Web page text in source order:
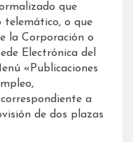
que
o que
la Corporación o
Electrónica del
«Publicaciones
a
de dos plazas